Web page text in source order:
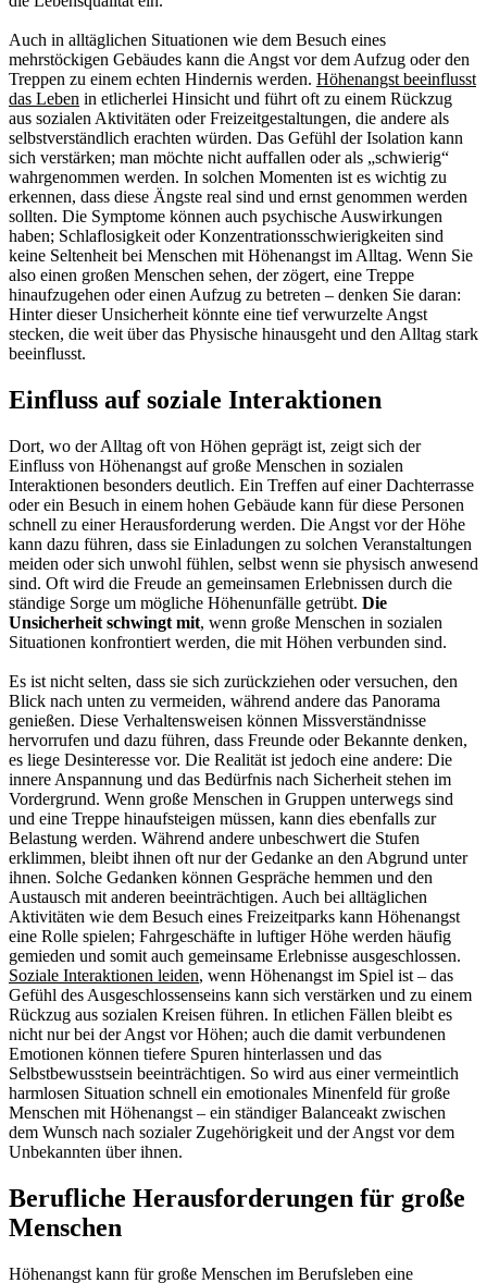
Auch in alltäglichen Situationen wie dem Besuch eines
mehrstöckigen Gebäudes kann die Angst vor dem Aufzug oder den
Treppen zu einem echten Hindernis werden. Höhenangst beeinflusst
das Leben in etlicherlei Hinsicht und führt oft zu einem Rückzug
aus sozialen Aktivitäten oder Freizeitgestaltungen, die andere als
selbstverständlich erachten würden. Das Gefühl der Isolation kann
sich verstärken; man möchte nicht auffallen oder als „schwierig“
wahrgenommen werden. In solchen Momenten ist es wichtig zu
erkennen, dass diese Ängste real sind und ernst genommen werden
sollten. Die Symptome können auch psychische Auswirkungen
haben; Schlaflosigkeit oder Konzentrationsschwierigkeiten sind
keine Seltenheit bei Menschen mit Höhenangst im Alltag. Wenn Sie
also einen großen Menschen sehen, der zögert, eine Treppe
hinaufzugehen oder einen Aufzug zu betreten – denken Sie daran:
Hinter dieser Unsicherheit könnte eine tief verwurzelte Angst
stecken, die weit über das Physische hinausgeht und den Alltag stark
beeinflusst.
Einfluss auf soziale Interaktionen
Dort, wo der Alltag oft von Höhen geprägt ist, zeigt sich der
Einfluss von Höhenangst auf große Menschen in sozialen
Interaktionen besonders deutlich. Ein Treffen auf einer Dachterrasse
oder ein Besuch in einem hohen Gebäude kann für diese Personen
schnell zu einer Herausforderung werden. Die Angst vor der Höhe
kann dazu führen, dass sie Einladungen zu solchen Veranstaltungen
meiden oder sich unwohl fühlen, selbst wenn sie physisch anwesend
sind. Oft wird die Freude an gemeinsamen Erlebnissen durch die
ständige Sorge um mögliche Höhenunfälle getrübt. Die
Unsicherheit schwingt mit, wenn große Menschen in sozialen
Situationen konfrontiert werden, die mit Höhen verbunden sind.
Es ist nicht selten, dass sie sich zurückziehen oder versuchen, den
Blick nach unten zu vermeiden, während andere das Panorama
genießen. Diese Verhaltensweisen können Missverständnisse
hervorrufen und dazu führen, dass Freunde oder Bekannte denken,
es liege Desinteresse vor. Die Realität ist jedoch eine andere: Die
innere Anspannung und das Bedürfnis nach Sicherheit stehen im
Vordergrund. Wenn große Menschen in Gruppen unterwegs sind
und eine Treppe hinaufsteigen müssen, kann dies ebenfalls zur
Belastung werden. Während andere unbeschwert die Stufen
erklimmen, bleibt ihnen oft nur der Gedanke an den Abgrund unter
ihnen. Solche Gedanken können Gespräche hemmen und den
Austausch mit anderen beeinträchtigen. Auch bei alltäglichen
Aktivitäten wie dem Besuch eines Freizeitparks kann Höhenangst
eine Rolle spielen; Fahrgeschäfte in luftiger Höhe werden häufig
gemieden und somit auch gemeinsame Erlebnisse ausgeschlossen.
Soziale Interaktionen leiden, wenn Höhenangst im Spiel ist – das
Gefühl des Ausgeschlossenseins kann sich verstärken und zu einem
Rückzug aus sozialen Kreisen führen. In etlichen Fällen bleibt es
nicht nur bei der Angst vor Höhen; auch die damit verbundenen
Emotionen können tiefere Spuren hinterlassen und das
Selbstbewusstsein beeinträchtigen. So wird aus einer vermeintlich
harmlosen Situation schnell ein emotionales Minenfeld für große
Menschen mit Höhenangst – ein ständiger Balanceakt zwischen
dem Wunsch nach sozialer Zugehörigkeit und der Angst vor dem
Unbekannten über ihnen.
Berufliche Herausforderungen für große
Menschen
Höhenangst kann für große Menschen im Berufsleben eine